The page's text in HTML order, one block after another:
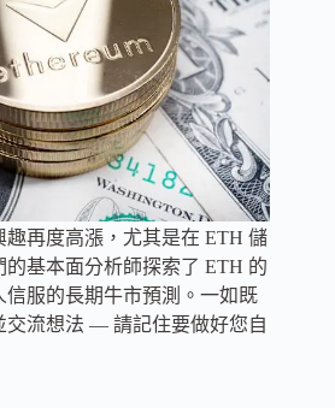
再度高漲，尤其是在 ETH 儲
基本面分析師探索了 ETH 的
服的長期牛市預測。一如既
交流想法 — 請記住要做好您自